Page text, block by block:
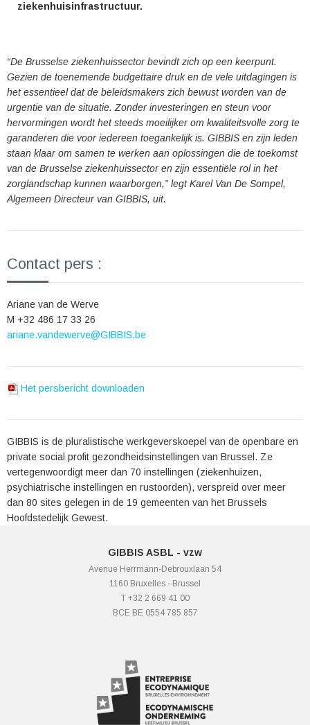
ziekenhuisinfrastructuur.
“De Brusselse ziekenhuissector bevindt zich op een keerpunt.
Gezien de toenemende budgettaire druk en de vele uitdagingen is
het essentieel dat de beleidsmakers zich bewust worden van de
urgentie van de situatie. Zonder investeringen en steun voor
hervormingen wordt het steeds moeilijker om kwaliteitsvolle zorg te
garanderen die voor iedereen toegankelijk is. GIBBIS en zijn leden
staan klaar om samen te werken aan oplossingen die de toekomst
van de Brusselse ziekenhuissector en zijn essentiële rol in het
zorglandschap kunnen waarborgen,” legt Karel Van De Sompel,
Algemeen Directeur van GIBBIS, uit.
Contact pers :
Ariane van de Werve
M +32 486 17 33 26
ariane.vandewerve@GIBBIS.be
Het persbericht downloaden
GIBBIS is de pluralistische werkgeverskoepel van de openbare en
private social profit gezondheidsinstellingen van Brussel. Ze
vertegenwoordigt meer dan 70 instellingen (ziekenhuizen,
psychiatrische instellingen en rustoorden), verspreid over meer
dan 80 sites gelegen in de 19 gemeenten van het Brussels
Hoofdstedelijk Gewest.
GIBBIS ASBL - vzw
Avenue Herrmann-Debrouxlaan 54
1160 Bruxelles - Brussel
T +32 2 669 41 00
BCE BE 0554 785 857